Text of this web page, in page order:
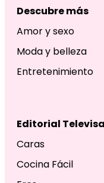
Descubre más
Amor y sexo
Moda y belleza
Entretenimiento
Editorial Televisa
Caras
Cocina Fácil